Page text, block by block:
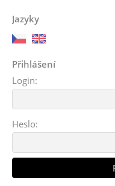
Jazyky
Přihlášení
Login:
Heslo: